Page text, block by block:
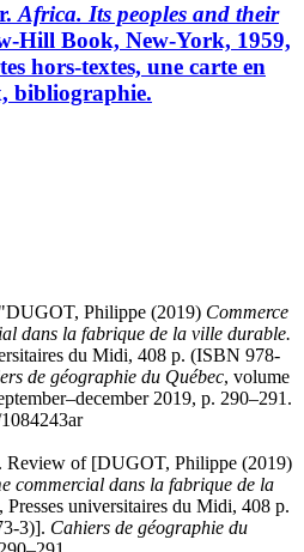
Africa. Its peoples and their
Hill Book, New-York, 1959,
hors-textes, une carte en
bibliographie.
Philippe (2019) Commerce
dans la fabrique de la ville durable.
du Midi, 408 p. (ISBN 978-
de géographie du Québec, volume
2019, p. 290–291.
Review of [DUGOT, Philippe (2019)
commercial dans la fabrique de la
Presses universitaires du Midi, 408 p.
3)]. Cahiers de géographie du